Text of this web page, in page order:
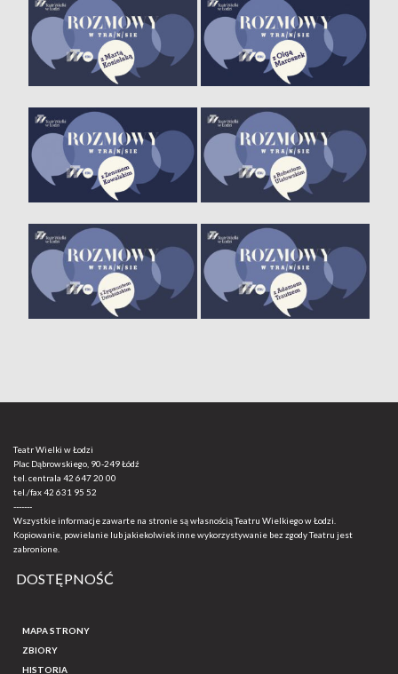
Teatr Wielki w Łodzi
Plac Dąbrowskiego, 90-249 Łódź
tel. centrala 42 647 20 00
tel./fax42 631 95 52
-------
Wszystkie informacje zawarte na stronie są własnością Teatru Wielkiego w Łodzi.
Kopiowanie, powielanie lub jakiekolwiek inne wykorzystywanie bez zgody Teatru jest
zabronione.
DOSTĘPNOŚĆ
MAPA STRONY
ZBIORY
HISTORIA